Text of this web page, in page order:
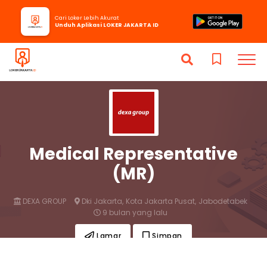
Medical Representative
(MR)
DEXA GROUP Dki Jakarta, Kota Jakarta Pusat, Jabodetabek
9 bulan yang lalu
Lamar Simpan
Cari Loker Lebih Akurat
Unduh Aplikasi LOKER JAKARTA ID